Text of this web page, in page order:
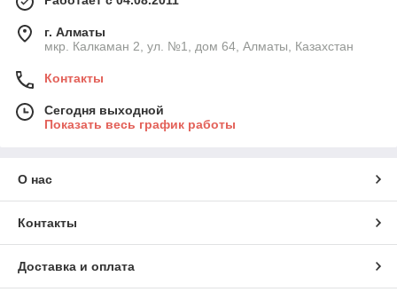
г. Алматы
мкр. Калкаман 2, ул. №1, дом 64, Алматы, Казахстан
Контакты
Сегодня выходной
Показать весь график работы
О нас
Контакты
Доставка и оплата